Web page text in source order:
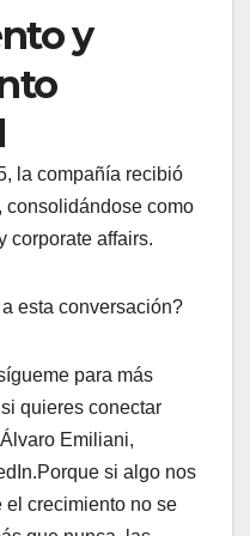
y
la compañía recibió
consolidándose como
corporate affairs.
esta conversación?
para más
quieres conectar
Emiliani,
si algo nos
el crecimiento no se